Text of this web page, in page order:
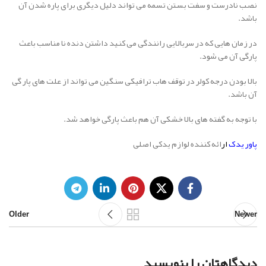
نصب نادرست و سفت بستن تسمه می تواند دلیل دیگری برای پاره شدن آن
باشد.
در زمان هایی که در سربالایی رانندگی می کنید داشتن دنده نا مناسب باعث
پارگی آن می شود.
بالا بودن درجه کولر در توقف هاب ترافیکی سنگین می تواند از علت های پار گی
آن باشد.
با توجه به گفته های بالا خشکی آن هم باعث پارگی خواهد شد.
پاور یدکارائه کننده لوازم یدکی اصلی
Newer
Older